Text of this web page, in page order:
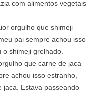
com alimentos vegetais
orgulho que shimeji
pai sempre achou isso
shimeji grelhado.
que carne de jaca
achou isso estranho,
jaca. Estava passeando